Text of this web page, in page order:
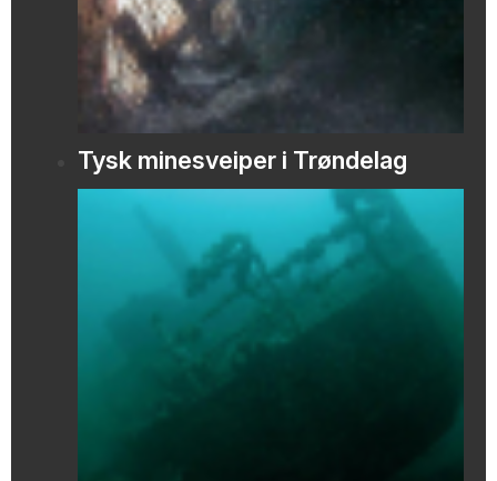
Tysk minesveiper i Trøndelag